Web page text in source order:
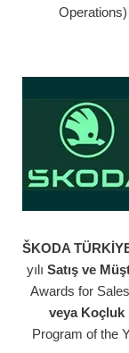
ŠKODA
yılı Satış ve
Awards for
veya Koçluk
Program of the